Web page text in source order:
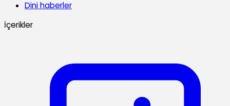
Dini haberler
İçerikler